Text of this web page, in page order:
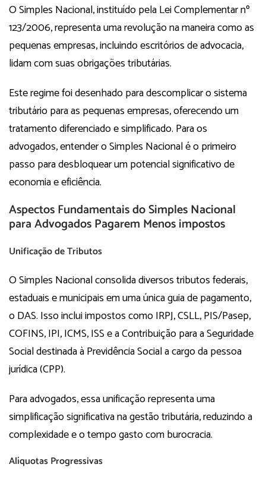
O Simples Nacional, instituído pela Lei Complementar nº
123/2006, representa uma revolução na maneira como as
pequenas empresas, incluindo escritórios de advocacia,
lidam com suas obrigações tributárias.
Este regime foi desenhado para descomplicar o sistema
tributário para as pequenas empresas, oferecendo um
tratamento diferenciado e simplificado. Para os
advogados, entender o Simples Nacional é o primeiro
passo para desbloquear um potencial significativo de
economia e eficiência.
Aspectos Fundamentais do Simples Nacional
para Advogados Pagarem Menos impostos
Unificação de Tributos
O Simples Nacional consolida diversos tributos federais,
estaduais e municipais em uma única guia de pagamento,
o DAS. Isso inclui impostos como IRPJ, CSLL, PIS/Pasep,
COFINS, IPI, ICMS, ISS e a Contribuição para a Seguridade
Social destinada à Previdência Social a cargo da pessoa
jurídica (CPP).
Para advogados, essa unificação representa uma
simplificação significativa na gestão tributária, reduzindo a
complexidade e o tempo gasto com burocracia.
Alíquotas Progressivas